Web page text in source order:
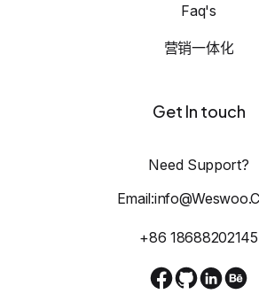
Faq's
营销一体化
Get In touch
Need Support?
+86 18688202145